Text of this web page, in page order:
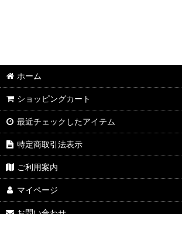
ホーム
ショッピングカート
最近チェックしたアイテム
特定商取引法表示
ご利用案内
マイページ
お問い合わせ